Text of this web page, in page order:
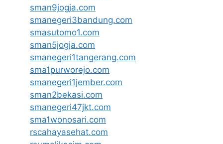
sman9jogja.com
smanegeri3bandung.com
smasutomo1.com
sman5jogja.com
smanegeri1tangerang.com
sma1purworejo.com
smanegeri1jember.com
sman2bekasi.com
smanegeri47jkt.com
sma1wonosari.com
rscahayasehat.com